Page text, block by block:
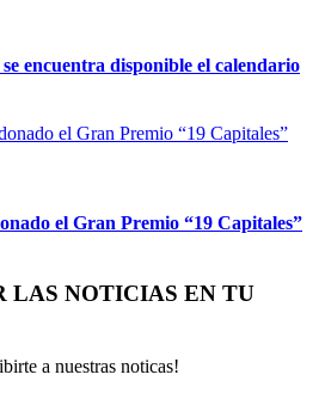
encuentra disponible el calendario
el Gran Premio “19 Capitales”
LAS NOTICIAS EN TU
a nuestras noticas!